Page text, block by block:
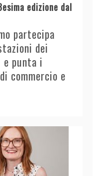
edizione dal
partecipa
dei
punta i
commercio e